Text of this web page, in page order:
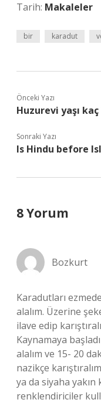
Tarih: Makaleler
bir karadut
Önceki Yazı
Huzurevi yaşı kaç
Sonraki Yazı
Is Hindu before
8 Yorum
Bozkurt
Karadutları
alalım. Üzerine
ilave edip
Kaynamaya
alalım ve 15- 20
nazikçe
ya da siyaha
renklendiriciler